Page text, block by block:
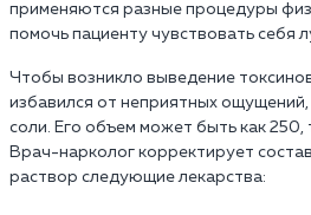
применяются разные процедуры
помочь пациенту чувствовать себя
Чтобы возникло выведение
избавился от неприятных
соли. Его объем может быть как 250,
Врач-нарколог корректирует
раствор следующие лекарства: